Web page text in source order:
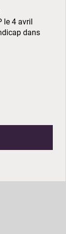
le 4 avril
dans